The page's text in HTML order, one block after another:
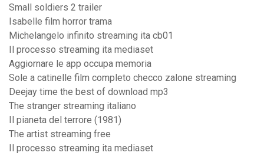
Small soldiers 2 trailer
Isabelle film horror trama
Michelangelo infinito streaming ita cb01
Il processo streaming ita mediaset
Aggiornare le app occupa memoria
Sole a catinelle film completo checco zalone streaming
Deejay time the best of download mp3
The stranger streaming italiano
Il pianeta del terrore (1981)
The artist streaming free
Il processo streaming ita mediaset